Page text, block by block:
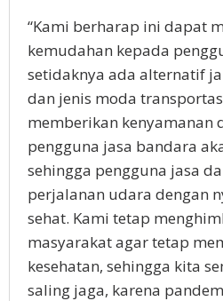
“Kami berharap ini dapat
kemudahan kepada
setidaknya ada alternatif
dan jenis moda
memberikan kenyamanan
pengguna jasa bandara
sehingga pengguna jasa
perjalanan udara dengan
sehat. Kami tetap
masyarakat agar tetap
kesehatan, sehingga kita
saling jaga, karena